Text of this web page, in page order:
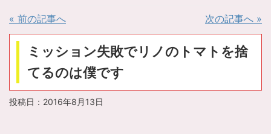
« 前の記事へ 次の記事へ »
ミッション失敗でリノのトマトを捨
てるのは僕です
投稿日： 2016年8月13日